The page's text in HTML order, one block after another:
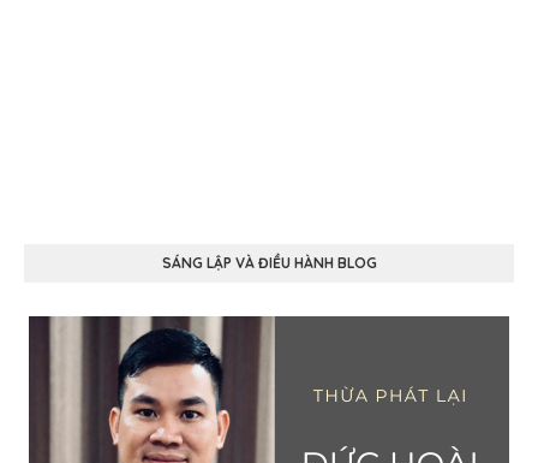
SÁNG LẬP VÀ ĐIỀU HÀNH BLOG